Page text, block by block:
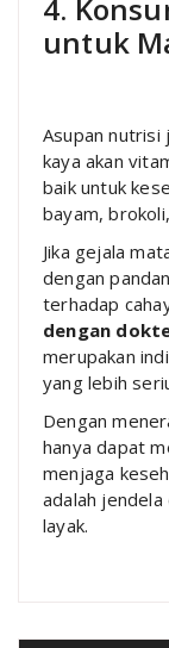
4.
untuk
Asupan nutrisi
kaya akan
baik untuk
bayam,
Jika gejala
dengan
terhadap
dengan
merupakan
yang lebih
Dengan
hanya dapat
menjaga
adalah
layak.